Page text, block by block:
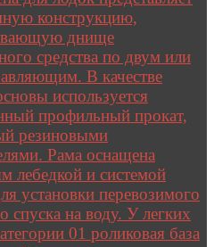
конструкцию,
днище
средства по двум или
В качестве
используется
профильный прокат,
резиновыми
Рама оснащена
лебедкой и системой
установки перевозимого
спуска на воду. У легких
01 роликовая база